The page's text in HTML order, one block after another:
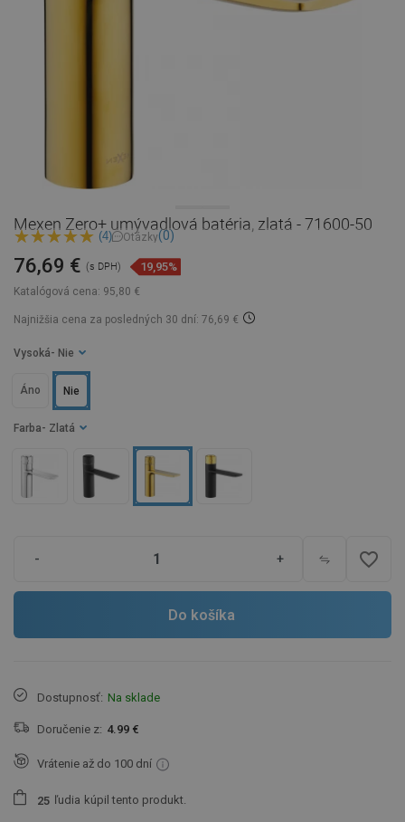
Mexen Zero+ umývadlová batéria, zlatá - 71600-50
(4) Otázky(0)
Katalógová cena: 95,80 €
76,69 € (s DPH) 19,95%
Najnižšia cena za posledných 30 dní: 76,69 €
Farba - Zlatá
Vysoká - Nie
Nie
Áno
- + favorite_border
Do košíka
Dostupnosť: Na sklade
Doručenie z: 4.99 €
Vrátenie až do 100 dní
25 ľudia kúpil tento produkt.